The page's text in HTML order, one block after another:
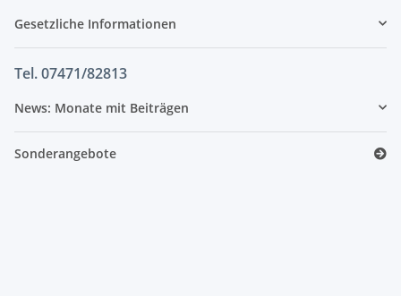
Gesetzliche Informationen
Tel. 07471/82813
News: Monate mit Beiträgen
Sonderangebote